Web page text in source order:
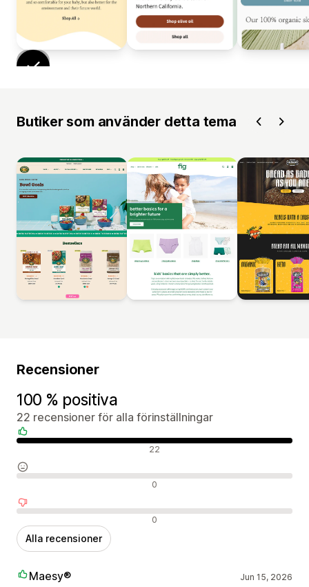
Butiker som använder detta tema
Recensioner
100 % positiva
22 recensioner för alla förinställningar
Positiva recensioner 22
Neutrala recensioner 0
Negativa recensioner 0
Alla recensioner
Maesy® Jun 15, 2026